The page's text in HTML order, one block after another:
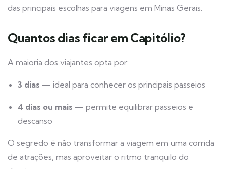
das principais escolhas para viagens em Minas Gerais.
Quantos dias ficar em Capitólio?
A maioria dos viajantes opta por:
3 dias — ideal para conhecer os principais passeios
4 dias ou mais — permite equilibrar passeios e
descanso
O segredo é não transformar a viagem em uma corrida
de atrações, mas aproveitar o ritmo tranquilo do